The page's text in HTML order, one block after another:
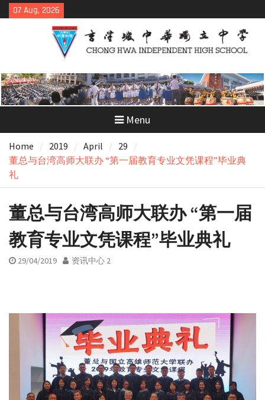
Skip
to
07 Aug, 2026
Menu
Home 2019 April
29
董总与台湾高师大联办 “第一届教育专业文凭课程”毕业典
礼
董总与台湾高师大联办 “第一届
教育专业文凭课程”毕业典礼
29/04/2019 资讯中心 2